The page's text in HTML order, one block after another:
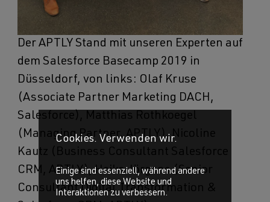
Der APTLY Stand mit unseren Experten auf
dem Salesforce Basecamp 2019 in
Düsseldorf, von links: Olaf Kruse
(Associate Partner Marketing DACH,
Salesforce), Matthias Rothkoegel
(Managing Partner, APTLY), Nicoline
Kautz (Business Consultant Salesforce
CRM, APTLY), Heiko Jörgens (Senior
Consultant Digital Transformation &
Cookies. Verwenden wir.
Einige sind essenziell, während andere
uns helfen, diese Website und
Interaktionen zu verbessern.